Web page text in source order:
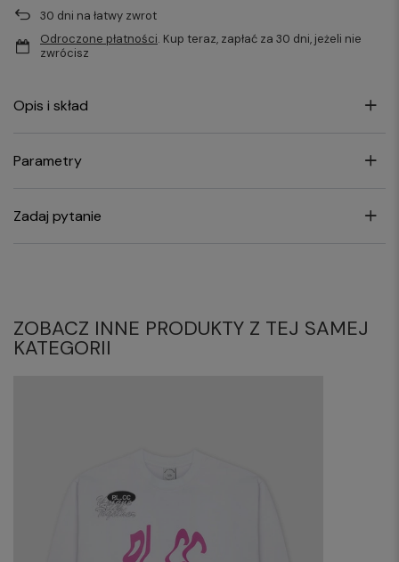
30 dni na łatwy zwrot
Odroczone płatności. Kup teraz, zapłać za 30 dni, jeżeli nie
zwrócisz
Opis i skład
Parametry
Zadaj pytanie
ZOBACZ INNE PRODUKTY Z TEJ SAMEJ
KATEGORII